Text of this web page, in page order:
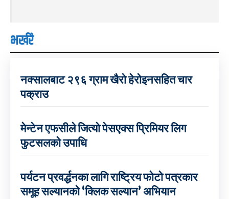
भर्खरै
नक्सालबाट २९६ ग्राम खैरो हेरोइनसहित चार
पक्राउ
मेन्टेन एफसीले जित्यो पेसएक्स प्रिमियर लिग
फुटसलको उपाधि
पर्यटन प्रवर्द्धनका लागि राष्ट्रिय फोटो पत्रकार
समूह सल्यानको ‘क्लिक सल्यान’ अभियान